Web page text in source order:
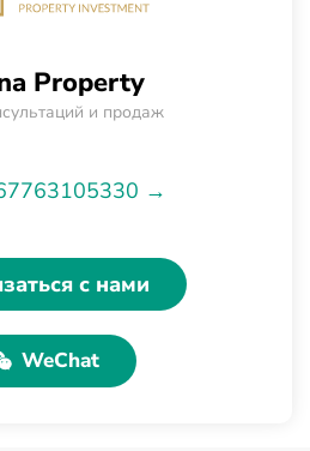
Property
и продаж
→
с нами
WeChat